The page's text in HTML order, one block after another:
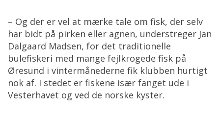
– Og der er vel at mærke tale om fisk, der selv
har bidt på pirken eller agnen, understreger Jan
Dalgaard Madsen, for det traditionelle
bulefiskeri med mange fejlkrogede fisk på
Øresund i vintermånederne fik klubben hurtigt
nok af. I stedet er fiskene især fanget ude i
Vesterhavet og ved de norske kyster.